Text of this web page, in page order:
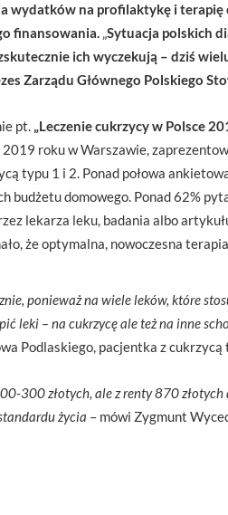
na profilaktykę i terapię
finansowania. „Sytuacja polskich
ich wyczekują – dziś
Zarządu Głównego Polskiego
pt. „Leczenie cukrzycy w Polsce
2019 roku w Warszawie,
typu 1 i 2. Ponad połowa
domowego. Ponad 62%
lekarza leku, badania albo
że optymalna, nowoczesna
ponieważ na wiele leków, które
leki – na cukrzycę ale też na inne
Podlaskiego, pacjentka z
300 złotych, ale z renty 870 złotych
życia – mówi Zygmunt